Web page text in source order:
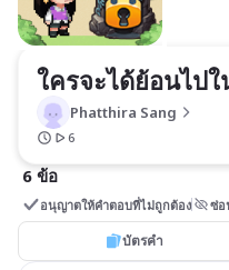
ใครจะได้ย้อนไป
Phatthira Sang
6
6 ข้อ
อนุญาตให้คำตอบที่ไม่ถูกต้อง ซ่อ
บัตรคำ